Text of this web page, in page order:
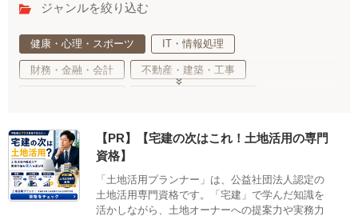
ジャンルを絞り込む
健康・心理・スポーツ IT・情報処理
財務・金融・会計 不動産・建築・工事
調理・衛生・飲食 美容・ファッション
デザイン・クリエイティブ 語学・国際ビジネス
サステナブル・自然・環境・生物
【PR】【宅建の次はこれ！土地活用の専門
資格】
「土地活用プランナー」は、公益社団法人認定の
土地活用専門資格です。「宅建」で学んだ知識を
活かしながら、土地オーナーへの提案力や実務力